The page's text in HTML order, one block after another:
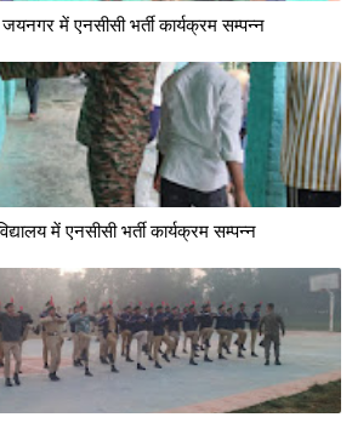
में एनसीसी भर्ती कार्यक्रम सम्पन्न
में एनसीसी भर्ती कार्यक्रम सम्पन्न